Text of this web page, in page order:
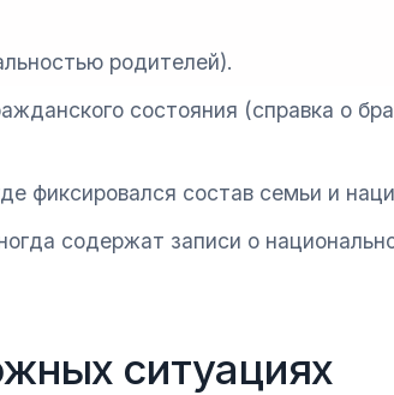
родителей).
состояния (справка о
фиксировался состав семьи и
содержат записи о
ситуациях